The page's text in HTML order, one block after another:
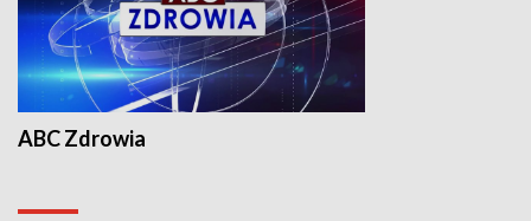
ABC Zdrowia